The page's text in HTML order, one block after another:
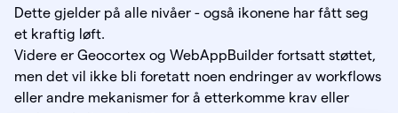
Dette gjelder på alle nivåer - også ikonene har fått seg
et kraftig løft.
Videre er Geocortex og WebAppBuilder fortsatt støttet,
men det vil ikke bli foretatt noen endringer av workflows
eller andre mekanismer for å etterkomme krav eller